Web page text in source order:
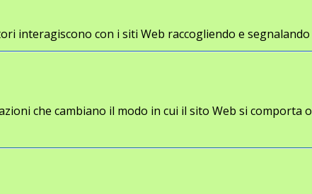
interagiscono con i siti Web raccogliendo e
che cambiano il modo in cui il sito Web si comporta